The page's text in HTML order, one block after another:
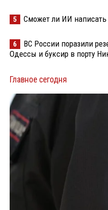
5 Сможет ли ИИ написать
6
ВС России поразили
Одессы и буксир в порту
Главное сегодня